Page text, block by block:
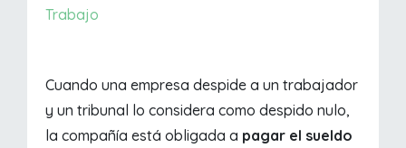
Trabajo
Cuando una empresa despide a un trabajador
y un tribunal lo considera como despido nulo,
la compañía está obligada a pagar el sueldo